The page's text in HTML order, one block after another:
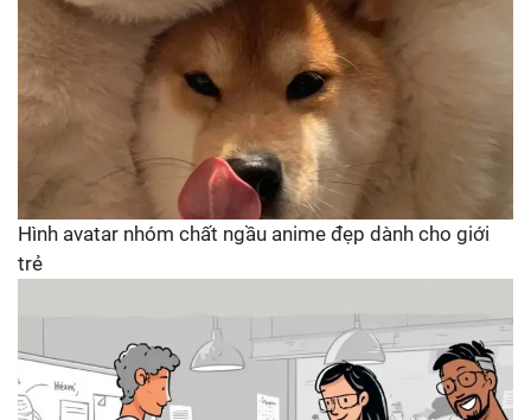
Hình avatar nhóm chất ngầu anime đẹp dành cho giới
trẻ